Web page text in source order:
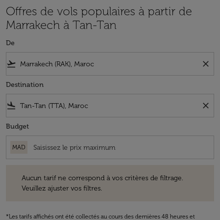
Offres de vols populaires à partir de
Marrakech à Tan-Tan
De
flight_takeoff close
Destination
flight_land close
Budget
MAD
Aucun tarif ne correspond à vos critères de filtrage.
Veuillez ajuster vos filtres.
*Les tarifs affichés ont été collectés au cours des dernières 48 heures et